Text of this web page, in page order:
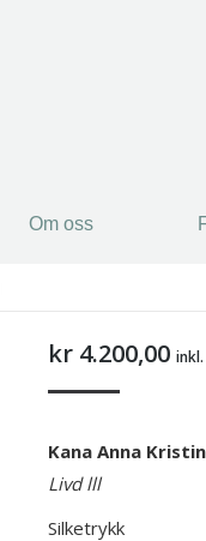
Om oss
kr4.200,00
Kana Anna
Livd lll
Silketrykk